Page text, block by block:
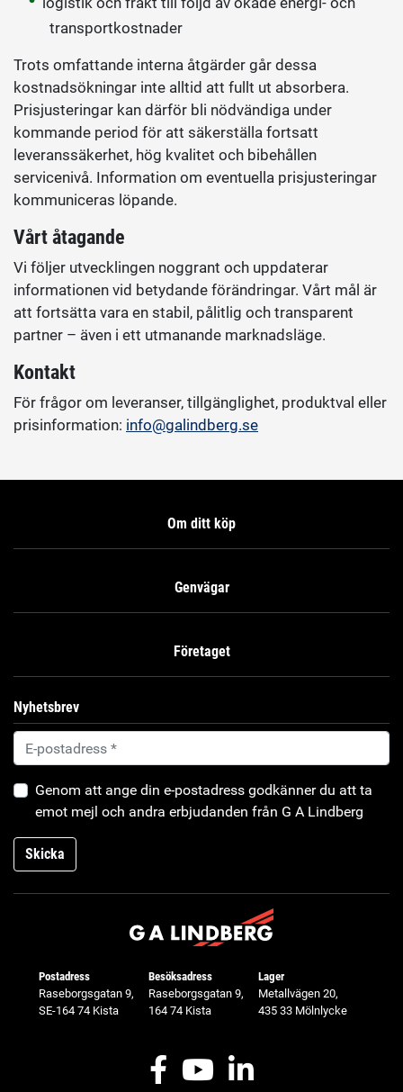
transportkostnader
Trots omfattande interna åtgärder går dessa
kostnadsökningar inte alltid att fullt ut absorbera.
Prisjusteringar kan därför bli nödvändiga under
kommande period för att säkerställa fortsatt
leveranssäkerhet, hög kvalitet och bibehållen
servicenivå. Information om eventuella prisjusteringar
kommuniceras löpande.
Vårt åtagande
Vi följer utvecklingen noggrant och uppdaterar
informationen vid betydande förändringar. Vårt mål är
att fortsätta vara en stabil, pålitlig och transparent
partner – även i ett utmanande marknadsläge.
Kontakt
För frågor om leveranser, tillgänglighet, produktval eller
prisinformation: info@galindberg.se
Om ditt köp
Genvägar
Företaget
Nyhetsbrev
Genom att ange din e-postadress godkänner du att ta
emot mejl och andra erbjudanden från G A Lindberg
Skicka
Postadress
Raseborgsgatan 9,
SE-164 74 Kista
Besöksadress
Raseborgsgatan 9,
164 74 Kista
Lager
Metallvägen 20,
435 33 Mölnlycke
FacebookYoutubeLinkedIn